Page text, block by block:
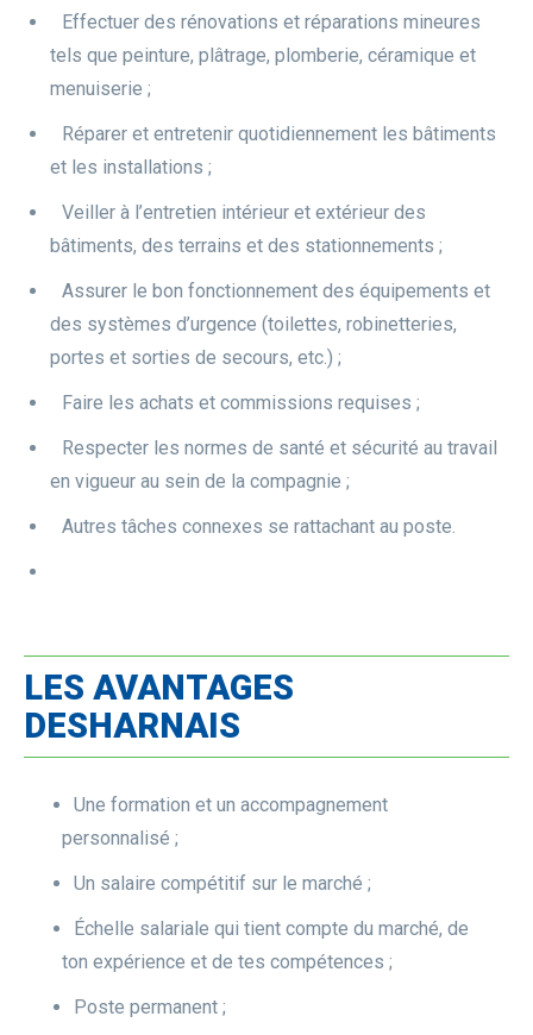
Effectuer des rénovations et réparations mineures
tels que peinture, plâtrage, plomberie, céramique et
menuiserie ;
Réparer et entretenir quotidiennement les bâtiments
et les installations ;
Veiller à l’entretien intérieur et extérieur des
bâtiments, des terrains et des stationnements ;
Assurer le bon fonctionnement des équipements et
des systèmes d’urgence (toilettes, robinetteries,
portes et sorties de secours, etc.) ;
Faire les achats et commissions requises ;
Respecter les normes de santé et sécurité au travail
en vigueur au sein de la compagnie ;
Autres tâches connexes se rattachant au poste.
LES AVANTAGES
DESHARNAIS
Une formation et un accompagnement
personnalisé ;
Un salaire compétitif sur le marché ;
Échelle salariale qui tient compte du marché, de
ton expérience et de tes compétences ;
Poste permanent ;